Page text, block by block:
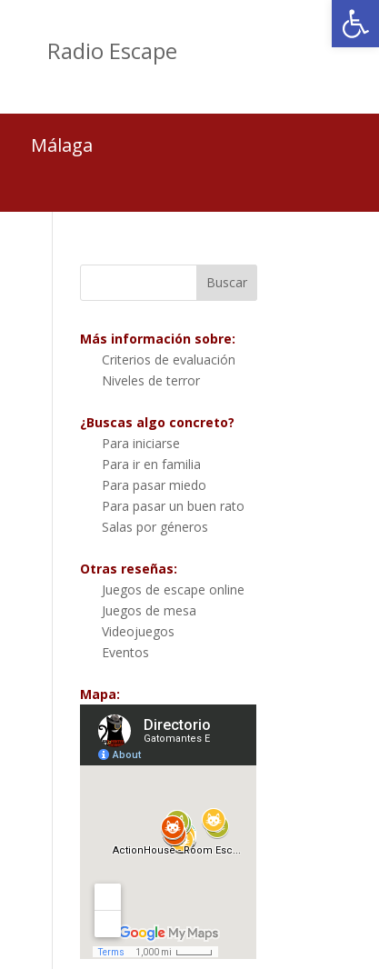
Radio Escape
Málaga
Más información sobre:
Criterios de evaluación
Niveles de terror
¿Buscas algo concreto?
Para iniciarse
Para ir en familia
Para pasar miedo
Para pasar un buen rato
Salas por géneros
Otras reseñas:
Juegos de escape online
Juegos de mesa
Videojuegos
Eventos
Mapa: